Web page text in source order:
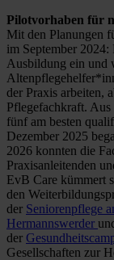
Pilotvorhaben für
Mit den Planungen
im September
Ausbildung ein und
der Praxis arbeiten,
Pflegefachkraft.
fünf am besten
Dezember 2025
2026 konnten die
Praxisanleitenden
EvB Care kümmert
den
der Seniorenpflege
Hermannswerder
der
Gesellschaften zur